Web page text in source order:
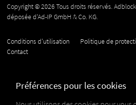
Copyright © 2026 Tous droits réservés.
déposée d'Ad-IP GmbH & Co. KG.
Conditions d’utilisation
Politique de
Contact
Préférences pour les cookies